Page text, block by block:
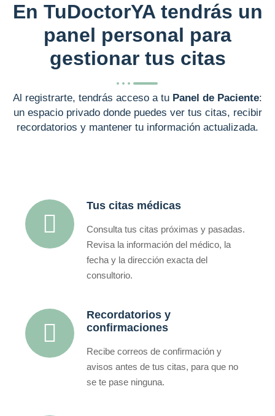
En TuDoctorYA tendrás un
panel personal para
gestionar tus citas
Al registrarte, tendrás acceso a tu Panel de Paciente:
un espacio privado donde puedes ver tus citas, recibir
recordatorios y mantener tu información actualizada.
Tus citas médicas
Consulta tus citas próximas y pasadas.
Revisa la información del médico, la
fecha y la dirección exacta del
consultorio.
Recordatorios y
confirmaciones
Recibe correos de confirmación y
avisos antes de tus citas, para que no
se te pase ninguna.